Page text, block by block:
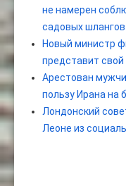
не намерен
садовых шлангов
Новый министр
представит
Арестован
пользу Ирана на
Лондонский
Леоне из